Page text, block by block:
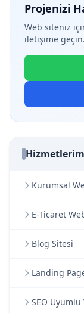
Projenizi
Web siteniz
iletişime geçin.
Kurumsal
E-Ticaret
Blog Sitesi
Landing
SEO Uyumlu